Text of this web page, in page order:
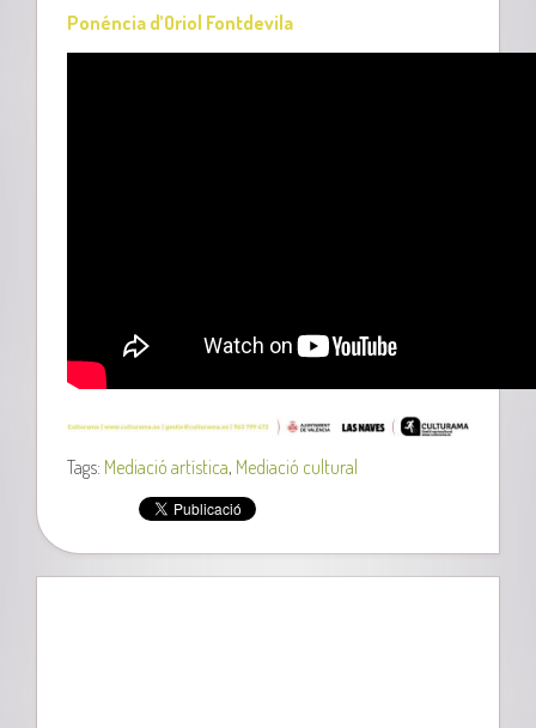
Ponéncia d’Oriol Fontdevila
Tags: Mediació artística, Mediació cultural